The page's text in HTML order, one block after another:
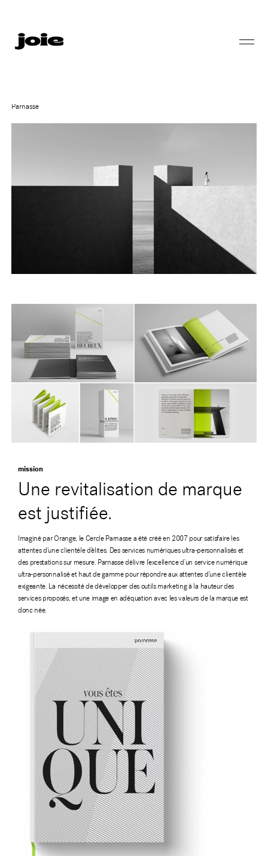
Parnasse
mission
Une revitalisation de marque
est justifiée.
Imaginé par Orange, le Cercle Parnasse a été créé en 2007 pour satisfaire les
attentes d’une clientèle d’élites. Des services numériques ultra-personnalisés et
des prestations sur mesure. Parnasse délivre l’excellence d’un service numérique
ultra-personnalisé et haut de gamme pour répondre aux attentes d’une clientèle
exigeante. La nécessité de développer des outils marketing à la hauteur des
services proposés, et une image en adéquation avec les valeurs de la marque est
donc née.